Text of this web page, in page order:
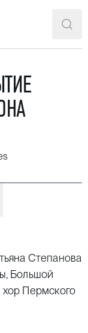
Степанова
Большой
Пермского